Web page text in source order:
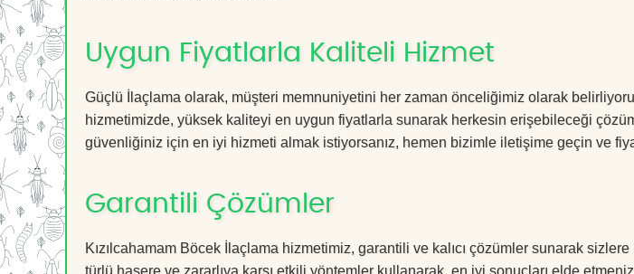
Uygun Fiyatlarla Kaliteli Hizmet
Güçlü İlaçlama olarak, müşteri memnuniyetini her zaman önceliğimiz olarak
hizmetimizde, yüksek kaliteyi en uygun fiyatlarla sunarak herkesin erişebileceği
güvenliğiniz için en iyi hizmeti almak istiyorsanız, hemen bizimle iletişime geçin ve
Garantili Çözümler
Kızılcahamam Böcek İlaçlama hizmetimiz, garantili ve kalıcı çözümler sunarak
türlü haşere ve zararlıya karşı etkili yöntemler kullanarak, en iyi sonuçları elde